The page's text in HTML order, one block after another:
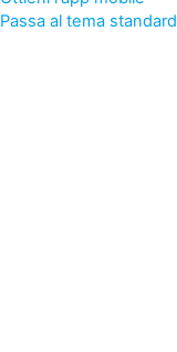
Passa al tema standard